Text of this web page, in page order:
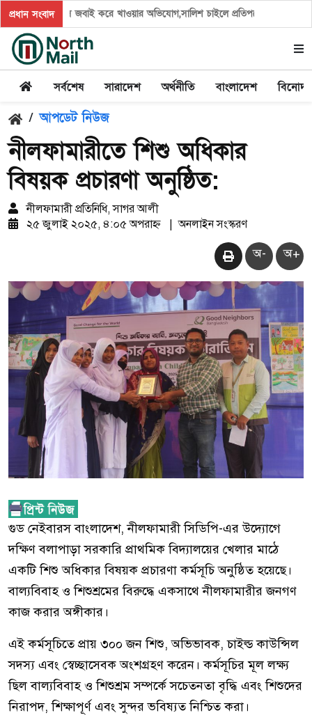
প্রধান সংবাদ
পালিত হাঁস জবাই করে খাওয়ার অভিযোগ,সালিশ চাইলে প্রতিপক্ষের সন্ত্রাসী হামলা।
সর্বশেষ সারাদেশ অর্থনীতি বাংলাদেশ
/ আপডেট নিউজ
নীলফামারীতে শিশু অধিকার
বিষয়ক প্রচারণা অনুষ্ঠিত:
নীলফামারী প্রতিনিধি, সাগর আলী
২৫ জুলাই ২০২৫, ৪:০৫ অপরাহ্ন
অনলাইন সংস্করণ
অ- অ+
গুড নেইবারস বাংলাদেশ, নীলফামারী সিডিপি-এর উদ্যোগে
দক্ষিণ বলাপাড়া সরকারি প্রাথমিক বিদ্যালয়ের খেলার মাঠে
একটি শিশু অধিকার বিষয়ক প্রচারণা কর্মসূচি অনুষ্ঠিত হয়েছে।
বাল্যবিবাহ ও শিশুশ্রমের বিরুদ্ধে একসাথে নীলফামারীর জনগণ
কাজ করার অঙ্গীকার।
এই কর্মসূচিতে প্রায় ৩০০ জন শিশু, অভিভাবক, চাইল্ড কাউন্সিল
সদস্য এবং স্বেচ্ছাসেবক অংশগ্রহণ করেন। কর্মসূচির মূল লক্ষ্য
ছিল বাল্যবিবাহ ও শিশুশ্রম সম্পর্কে সচেতনতা বৃদ্ধি এবং শিশুদের
নিরাপদ, শিক্ষাপূর্ণ এবং সুন্দর ভবিষ্যত নিশ্চিত করা।